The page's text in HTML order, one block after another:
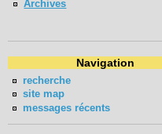
Archives
Navigation
recherche
site map
messages récents